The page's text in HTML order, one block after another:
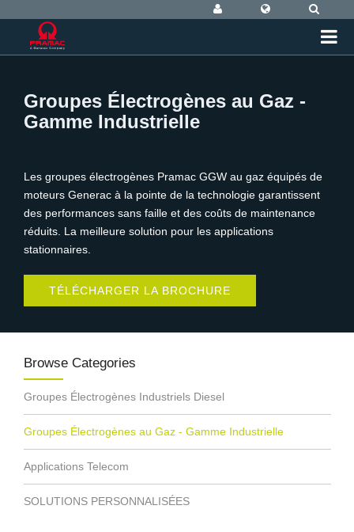
Groupes Électrogènes au Gaz -
Gamme Industrielle
Les groupes électrogènes Pramac GGW au gaz équipés de
moteurs Generac à la pointe de la technologie garantissent
des performances sans faille et des coûts de maintenance
réduits. La meilleure solution pour les applications
stationnaires.
TÉLÉCHARGER LA BROCHURE
Browse Categories
Groupes Électrogènes Industriels Diesel
Groupes Électrogènes au Gaz - Gamme Industrielle
Applications Telecom
SOLUTIONS PERSONNALISÉES